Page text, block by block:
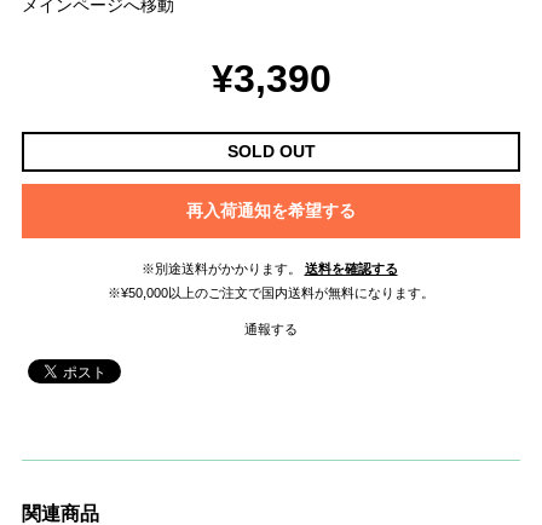
メインページへ移動
¥3,390
SOLD OUT
再入荷通知を希望する
※別途送料がかかります。
送料を確認する
※¥50,000以上のご注文で国内送料が無料になります。
通報する
関連商品